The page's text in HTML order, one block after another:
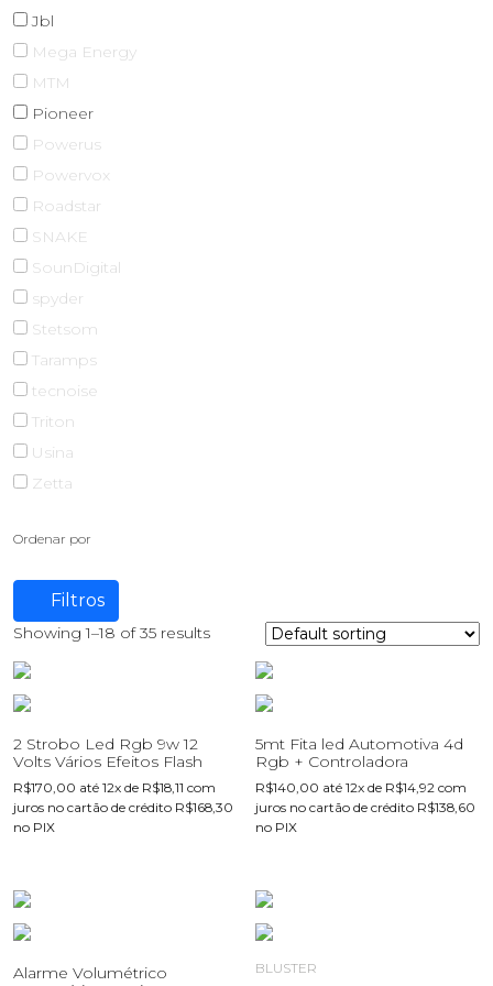
Jbl
Mega Energy
MTM
Pioneer
Powerus
Powervox
Roadstar
SNAKE
SounDigital
spyder
Stetsom
Taramps
tecnoise
Triton
Usina
Zetta
Ordenar por
Filtros
Showing 1–18 of 35 results
2 Strobo Led Rgb 9w 12
Volts Vários Efeitos Flash
R$170,00 até 12x de R$18,11 com
juros no cartão de crédito R$168,30
no PIX
5mt Fita led Automotiva 4d
Rgb + Controladora
R$140,00 até 12x de R$14,92 com
juros no cartão de crédito R$138,60
no PIX
Alarme Volumétrico
BLUSTER